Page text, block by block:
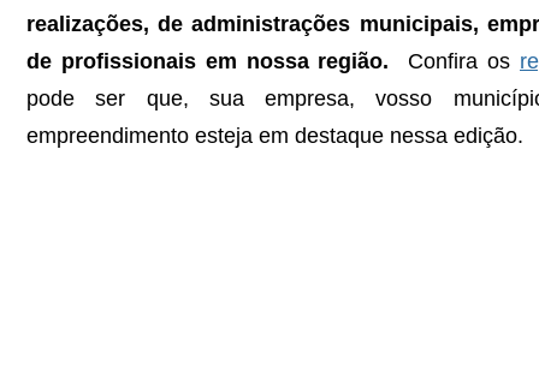
realizações, de administrações municipais,
de profissionais em nossa região. Confira os
pode ser que, sua empresa, vosso
empreendimento esteja em destaque nessa edição.